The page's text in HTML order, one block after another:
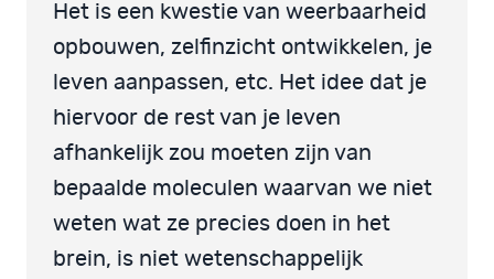
Het is een kwestie van weerbaarheid
opbouwen, zelfinzicht ontwikkelen, je
leven aanpassen, etc. Het idee dat je
hiervoor de rest van je leven
afhankelijk zou moeten zijn van
bepaalde moleculen waarvan we niet
weten wat ze precies doen in het
brein, is niet wetenschappelijk